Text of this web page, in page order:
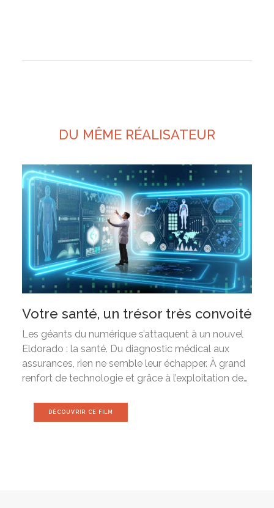
DU MÊME RÉALISATEUR
Votre santé, un trésor très convoité
Les géants du numérique s’attaquent à un nouvel
Eldorado : la santé. Du diagnostic médical aux
assurances, rien ne semble leur échapper. À grand
renfort de technologie et grâce à l’exploitation de…
DÉCOUVRIR CE FILM